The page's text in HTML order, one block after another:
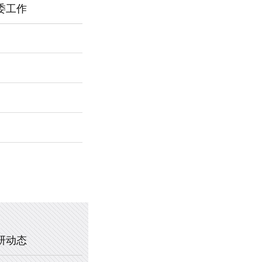
工作
动态